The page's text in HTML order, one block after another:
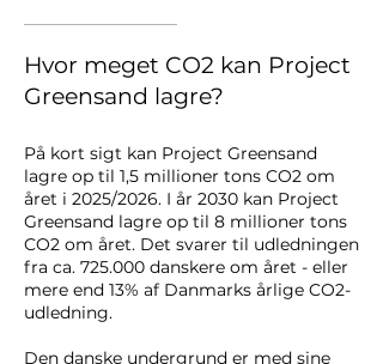
Hvor meget CO2 kan Project
Greensand lagre?
På kort sigt kan Project Greensand
lagre op til 1,5 millioner tons CO2 om
året i 2025/2026. I år 2030 kan Project
Greensand lagre op til 8 millioner tons
CO2 om året. Det svarer til udledningen
fra ca. 725.000 danskere om året - eller
mere end 13% af Danmarks årlige CO2-
udledning.
Den danske undergrund er med sine